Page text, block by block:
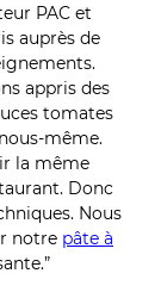
PAC et
auprès de
appris des
tomates
même.
la même
Donc
Nous
notre pâte à